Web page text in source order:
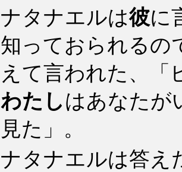
ナタナエルは彼に
知っておられるの
えて言われた、「
わたしはあなたが
見た」。
ナタナエルは答え